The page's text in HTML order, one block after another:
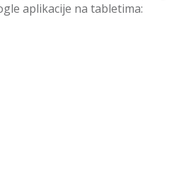
aplikacije na tabletima: